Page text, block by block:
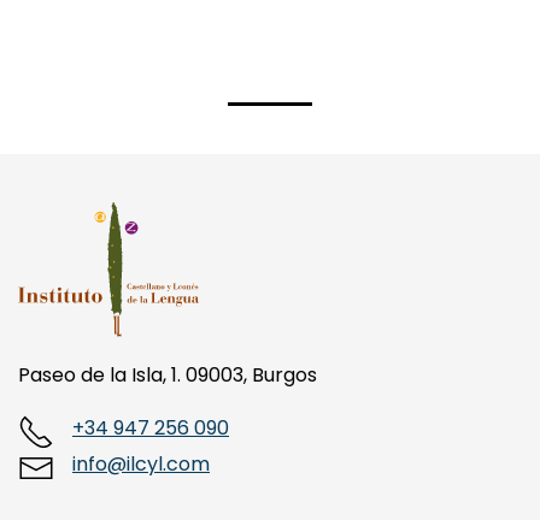
Paseo de la Isla, 1. 09003, Burgos
+34 947 256 090
info@ilcyl.com